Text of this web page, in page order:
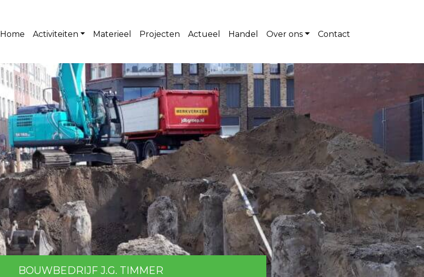
Home Activiteiten Materieel Projecten Actueel Handel Over ons Contact
BOUWBEDRIJF J.G. TIMMER